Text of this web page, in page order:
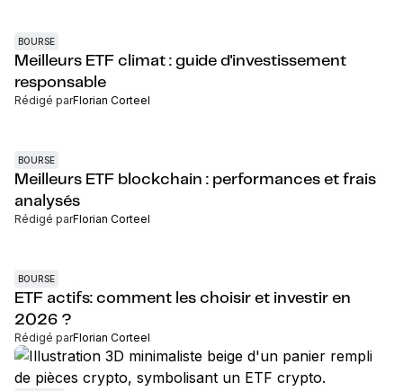
BOURSE
Meilleurs ETF climat : guide d'investissement
responsable
Rédigé parFlorian Corteel
BOURSE
Meilleurs ETF blockchain : performances et frais
analysés
Rédigé parFlorian Corteel
BOURSE
ETF actifs: comment les choisir et investir en
2026 ?
Rédigé parFlorian Corteel